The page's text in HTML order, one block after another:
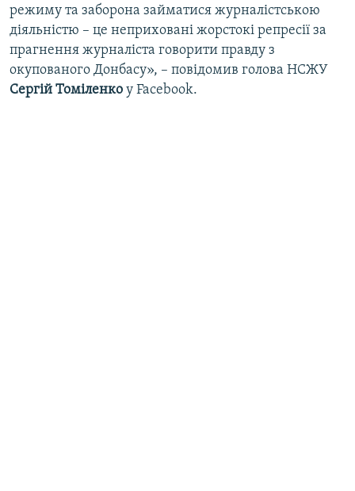
режиму та заборона займатися журналістською
діяльністю – це неприховані жорстокі репресії за
прагнення журналіста говорити правду з
окупованого Донбасу», – повідомив голова НСЖУ
Сергій Томіленко у Facebook.